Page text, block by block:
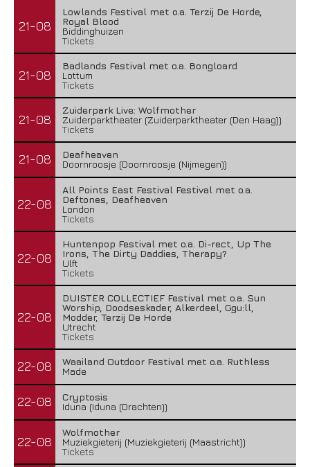
21-08
Lowlands Festival met o.a. Terzij De Horde,
Royal Blood
Biddinghuizen
Tickets
21-08
Badlands Festival met o.a. Bongloard
Lottum
Tickets
21-08
Zuiderpark Live: Wolfmother
Zuiderparktheater (Zuiderparktheater (Den Haag))
Tickets
21-08
Deafheaven
Doornroosje (Doornroosje (Nijmegen))
22-08
All Points East Festival Festival met o.a.
Deftones, Deafheaven
London
Tickets
22-08
Huntenpop Festival met o.a. Di-rect, Up The
Irons, The Dirty Daddies, Therapy?
Ulft
Tickets
22-08
DUISTER COLLECTIEF Festival met o.a. Sun
Worship, Doodseskader, Alkerdeel, Ggu:ll,
Modder, Terzij De Horde
Utrecht
Tickets
22-08
Waailand Outdoor Festival met o.a. Ruthless
Made
22-08
Cryptosis
Iduna (Iduna (Drachten))
22-08
Wolfmother
Muziekgieterij (Muziekgieterij (Maastricht))
Tickets